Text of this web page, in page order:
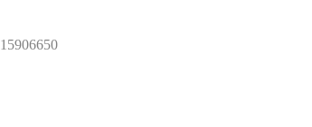
15906650